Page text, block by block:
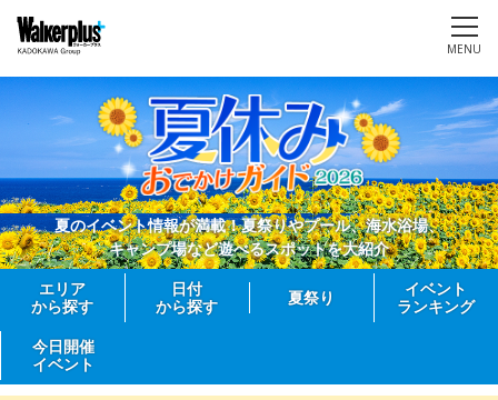
MENU
夏のイベント情報が満載！夏祭りやプール、海水浴場、
キャンプ場など遊べるスポットを大紹介
エリア
から探す
日付
から探す
夏祭り
イベント
ランキング
今日開催
イベント